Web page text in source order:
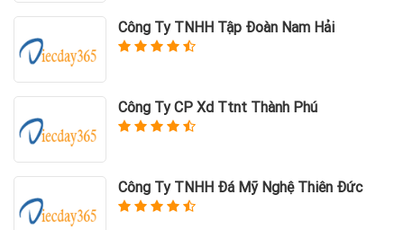
Công Ty TNHH Tập Đoàn Nam Hải
Công Ty CP Xd Ttnt Thành Phú
Công Ty TNHH Đá Mỹ Nghệ Thiên Đức